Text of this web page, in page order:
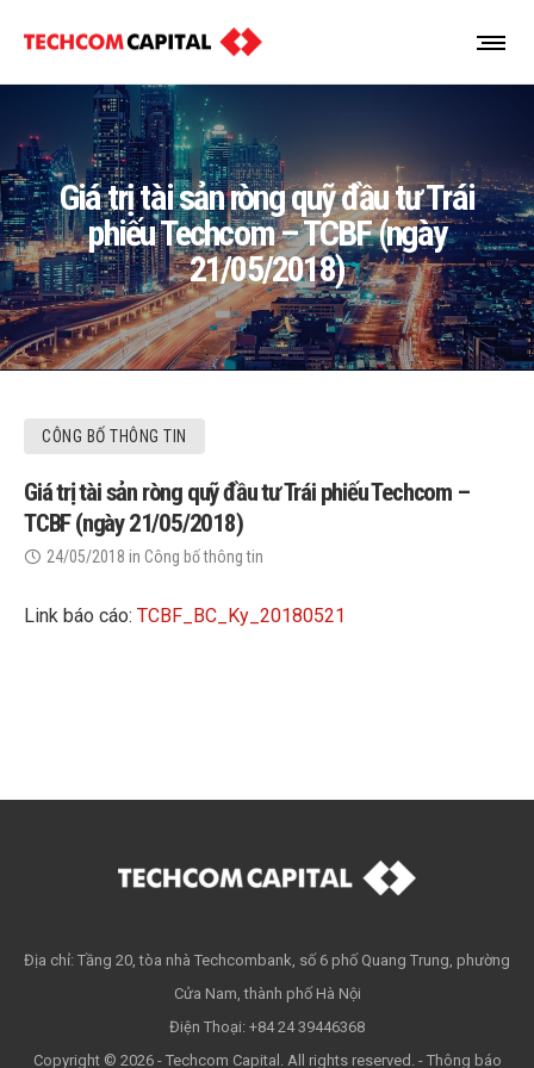
Giá trị tài sản ròng quỹ đầu tư Trái
phiếu Techcom – TCBF (ngày
21/05/2018)
CÔNG BỐ THÔNG TIN
Giá trị tài sản ròng quỹ đầu tư Trái phiếu Techcom –
TCBF (ngày 21/05/2018)
24/05/2018 in Công bố thông tin
Link báo cáo: TCBF_BC_Ky_20180521
Địa chỉ: Tầng 20, tòa nhà Techcombank, số 6 phố Quang Trung, phường
Cửa Nam, thành phố Hà Nội
Điện Thoại: +84 24 39446368
Copyright © 2026 - Techcom Capital. All rights reserved. - Thông báo